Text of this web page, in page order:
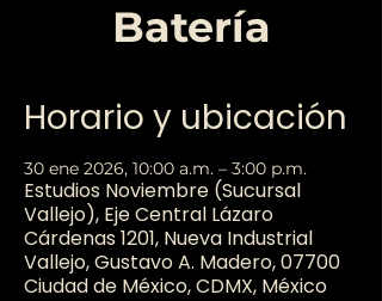
Batería
Horario y ubicación
30 ene 2026, 10:00 a.m. – 3:00 p.m.
Estudios Noviembre (Sucursal
Vallejo), Eje Central Lázaro
Cárdenas 1201, Nueva Industrial
Vallejo, Gustavo A. Madero, 07700
Ciudad de México, CDMX, México